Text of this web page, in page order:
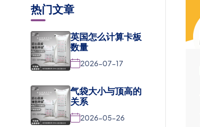
热门文章
英国怎么计算卡板
数量
2026-07-17
气袋大小与顶高的
关系
2026-05-26